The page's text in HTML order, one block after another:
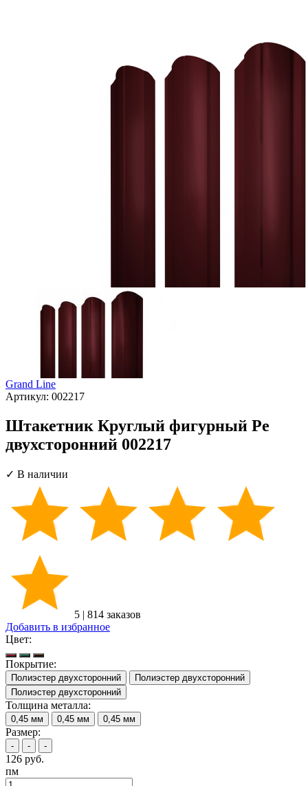
Grand Line
Артикул: 002217
Штакетник Круглый фигурный Pe
двухсторонний 002217
✓ В наличии
5 | 814 заказов
Добавить в избранное
Цвет:
Покрытие:
Полиэстер двухсторонний
Полиэстер двухсторонний
Полиэстер двухсторонний
Толщина металла:
0,45 мм 0,45 мм 0,45 мм
Размер:
- - -
126 руб.
пм